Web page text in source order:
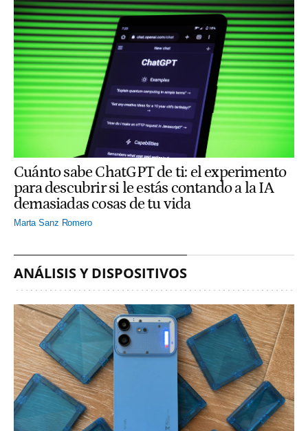
Cuánto sabe ChatGPT de ti: el experimento
para descubrir si le estás contando a la IA
demasiadas cosas de tu vida
Marta Sanz Romero
ANÁLISIS Y DISPOSITIVOS